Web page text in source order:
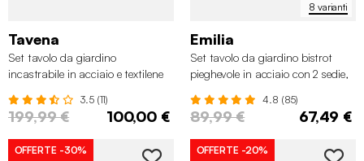
Tavena
Set tavolo da giardino
incastrabile in acciaio e textilene
3.5 (11)
199,99 € 100,00 €
8 varianti
Emilia
Set tavolo da giardino bistrot
pieghevole in acciaio con 2 sedie,
4.8 (85)
89,99 € 67,49 €
OFFERTE -30% OFFERTE -20%